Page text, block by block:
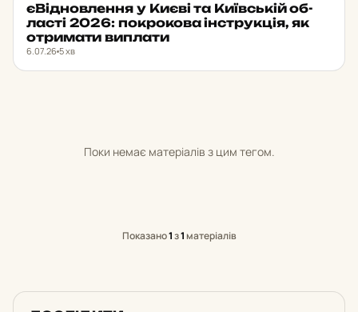
МІСТО ★ ОБРАНЕ
єВід­нов­лен­ня у Києві та Ки­їв­ській об­
лас­ті 2026: пок­ро­ко­ва ін­струк­ція, як
от­ри­ма­ти вип­ла­ти
6.07.26 5 хв
Поки немає матеріалів з цим тегом.
Показано1з1матеріалів